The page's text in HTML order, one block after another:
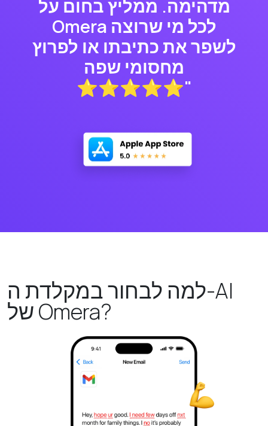
מדהימה. ממליץ בחום על
Omera לכל מי שרוצה
לשפר את כתיבתו או לפרוץ
מחסומי שפה
⭐⭐⭐⭐⭐"
למה לבחור במקלדת ה-AI
של Omera?